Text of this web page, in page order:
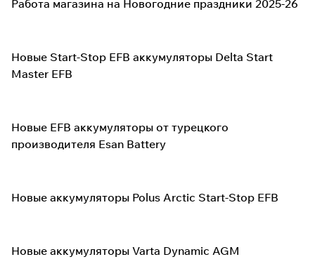
Работа магазина на Новогодние праздники 2025-26
Новые Start-Stop EFB аккумуляторы Delta Start
Master EFB
Новые EFB аккумуляторы от турецкого
производителя Esan Battery
Новые аккумуляторы Polus Arctic Start-Stop EFB
Новые аккумуляторы Varta Dynamic AGM